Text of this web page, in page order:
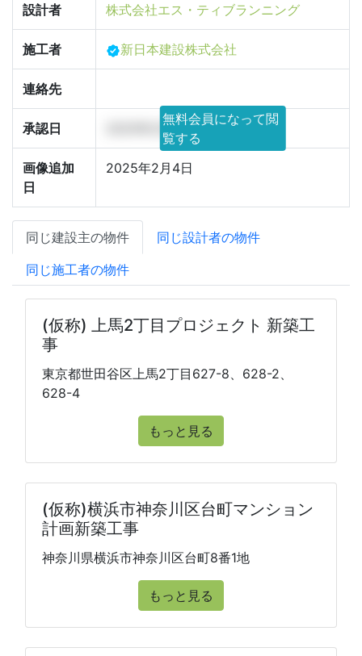
設計者 株式会社エス・ティブランニング
施工者 新日本建設株式会社
連絡先
承認日 2025年2月4日
無料会員になって閲
覧する
画像追加
日
2025年2月4日
同じ建設主の物件
同じ設計者の物件
同じ施工者の物件
(仮称) 上馬2丁目プロジェクト 新築工
事
東京都世田谷区上馬2丁目627-8、628-2、
628-4
もっと見る
(仮称)横浜市神奈川区台町マンション
計画新築工事
神奈川県横浜市神奈川区台町8番1地
もっと見る